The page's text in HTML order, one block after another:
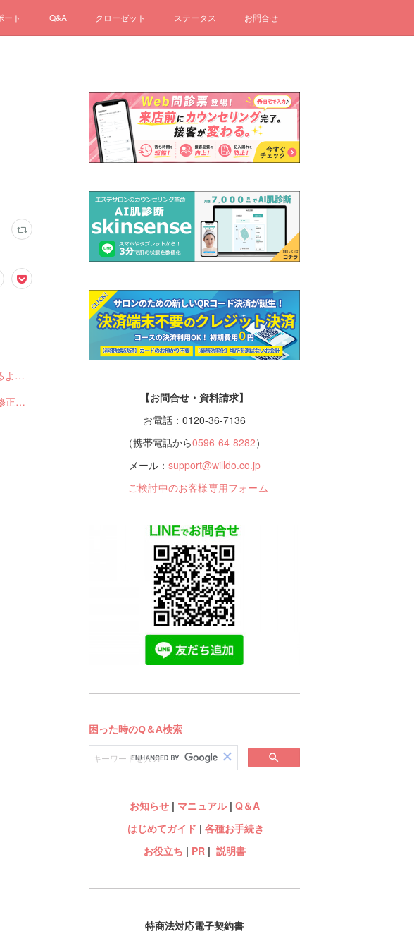
ート Q&A クローゼット ステータス お問合せ
【サブスクペンギン】請求データ出力で、CSVの自動分割出力と出力ステータスの確認ができるようになりました。
【サブスクペンギン】請求データ入力で結果のエラー件数が多い場合に応答不能になるバグを修正しました。
【お問合せ・資料請求】
お電話：0120-36-7136
（携帯電話から0596-64-8282）
メール： support@willdo.co.jp
ご検討中のお客様専用フォーム
お知らせ| マニュアル| Q＆A
はじめてガイド | 各種お手続き
お役立ち | PR| 説明書
特商法対応電子契約書